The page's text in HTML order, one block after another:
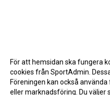
För att hemsidan ska fungera
cookies från SportAdmin.
Föreningen kan också
eller marknadsföring. Du väljer